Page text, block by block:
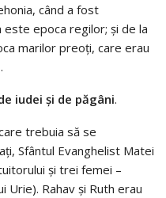
când a fost
epoca regilor; şi de la
marilor preoţi, care erau
iudei şi de păgâni.
trebuia să se
Sfântul Evanghelist Matei
şi trei femei –
Urie). Rahav şi Ruth erau